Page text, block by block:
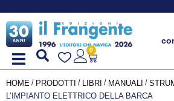
0
HOME / PRODOTTI / LIBRI / MANUALI /
L’IMPIANTO ELETTRICO DELLA BARCA